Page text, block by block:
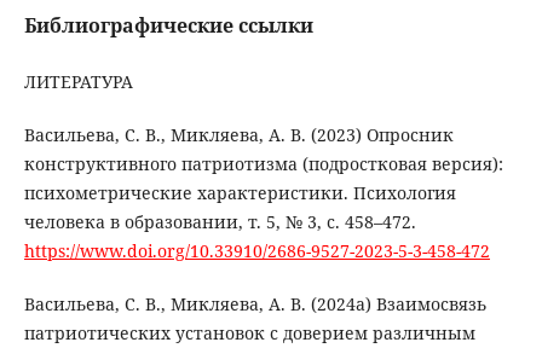
Библиографические ссылки
ЛИТЕРАТУРА
Васильева, С. В., Микляева, А. В. (2023) Опросник
конструктивного патриотизма (подростковая версия):
психометрические характеристики. Психология
человека в образовании, т. 5, № 3, с. 458–472.
https://www.doi.org/10.33910/2686-9527-2023-5-3-458-472
Васильева, С. В., Микляева, А. В. (2024a) Взаимосвязь
патриотических установок с доверием различным